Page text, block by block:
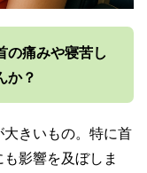
の痛みや寝苦し
か？
きいもの。特に首
影響を及ぼしま